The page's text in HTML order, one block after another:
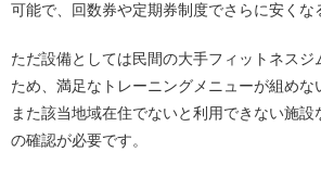
可能で、回数券や定期券制度でさらに安くな
ただ設備としては民間の大手フィットネスジ
ため、満足なトレーニングメニューが組めな
また該当地域在住でないと利用できない施
の確認が必要です。